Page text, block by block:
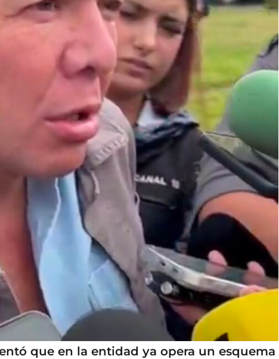
que en la entidad ya opera un esquema